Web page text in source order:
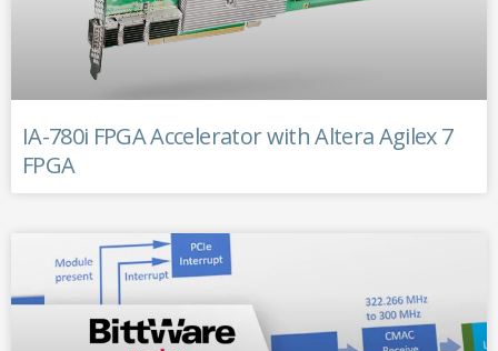
IA-780i FPGA Accelerator with Altera Agilex 7
FPGA